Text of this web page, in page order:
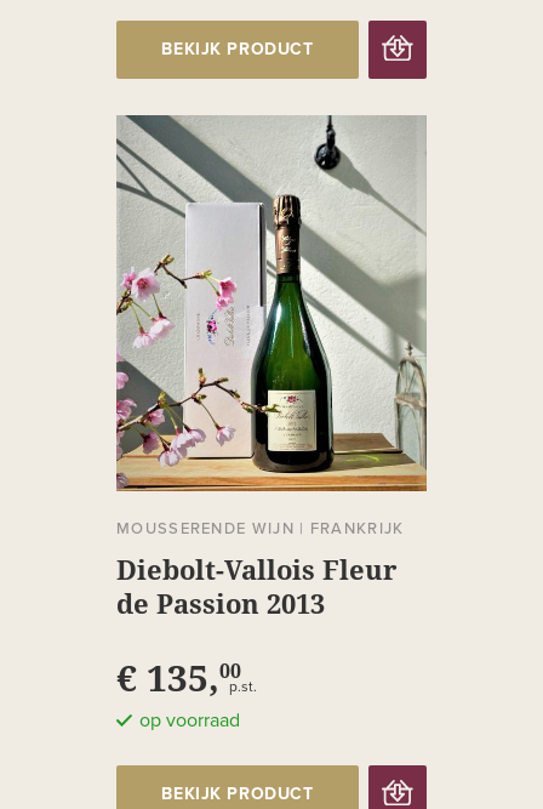
BEKIJK PRODUCT
MOUSSERENDE WIJN | FRANKRIJK
Diebolt-Vallois Fleur
de Passion 2013
€ 135,00
p.st.
op voorraad
BEKIJK PRODUCT